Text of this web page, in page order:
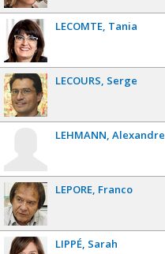
LECOMTE Tania
LECOURS Serge
LEHMANN Alexandre
LEPORE Franco
LIPPÉ Sarah